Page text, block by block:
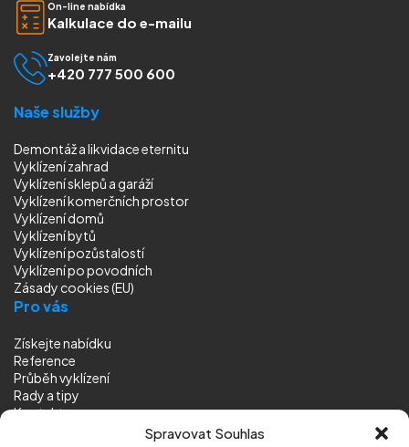
Spravovat Souhlas
On-line nabídka
Kalkulace do e-mailu
Zavolejte nám
+420 777 500 600
Naše služby
Demontáž a likvidace eternitu
Vyklízení zahrad
Vyklízení sklepů a garáží
Vyklízení komerčních prostor
Vyklízení domů
Vyklízení bytů
Vyklízení pozůstalostí
Vyklízenípo povodních
Zásady cookies (EU)
Pro vás
Získejte nabídku
Reference
Průběh vyklízení
Rady a tipy
Kontakt